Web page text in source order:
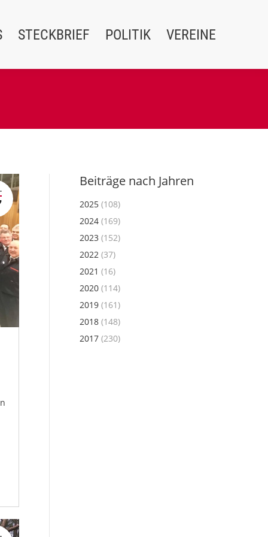
STECKBRIEF POLITIK VEREINE
Beiträge nach Jahren
2025(108)
2024(169)
2023(152)
2022(37)
2021 (16)
2020(114)
2019(161)
2018(148)
2017(230)